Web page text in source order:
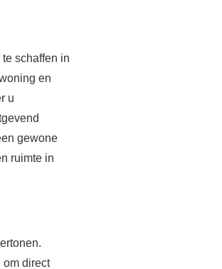
schaffen in
en
u
gewone
ruimte in
om direct